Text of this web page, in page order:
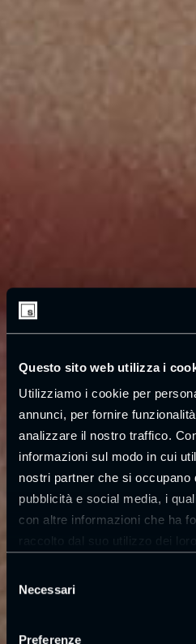
Questo sito web utilizza i
Utilizziamo i cookie per
annunci, per fornire
analizzare il nostro traffico.
informazioni sul modo in cui
nostri partner che si occupano
pubblicità e social media, i
con altre informazioni che ha
raccolto dal suo utilizzo dei
delNecessari
Preferenze